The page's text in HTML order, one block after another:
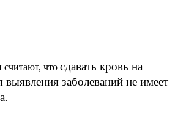
считают, что сдавать кровь на
заболеваний не имеет